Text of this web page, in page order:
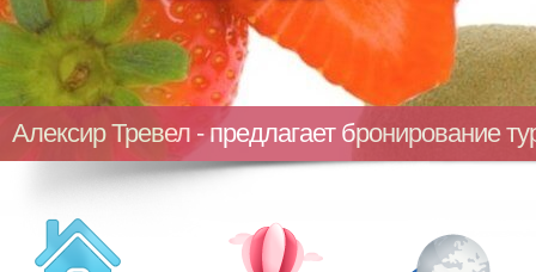
Алексир Тревел - предлагает бронирование